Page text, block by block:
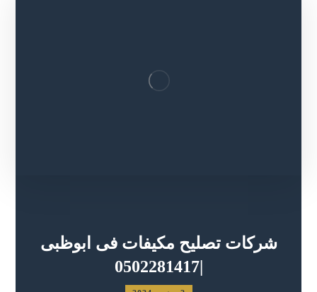
شركات تصليح مكيفات فى ابوظبى
|0502281417